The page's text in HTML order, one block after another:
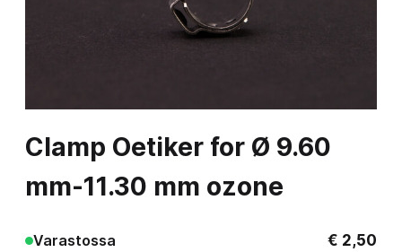
Clamp Oetiker for Ø 9.60
mm-11.30 mm ozone
Varastossa € 2,50